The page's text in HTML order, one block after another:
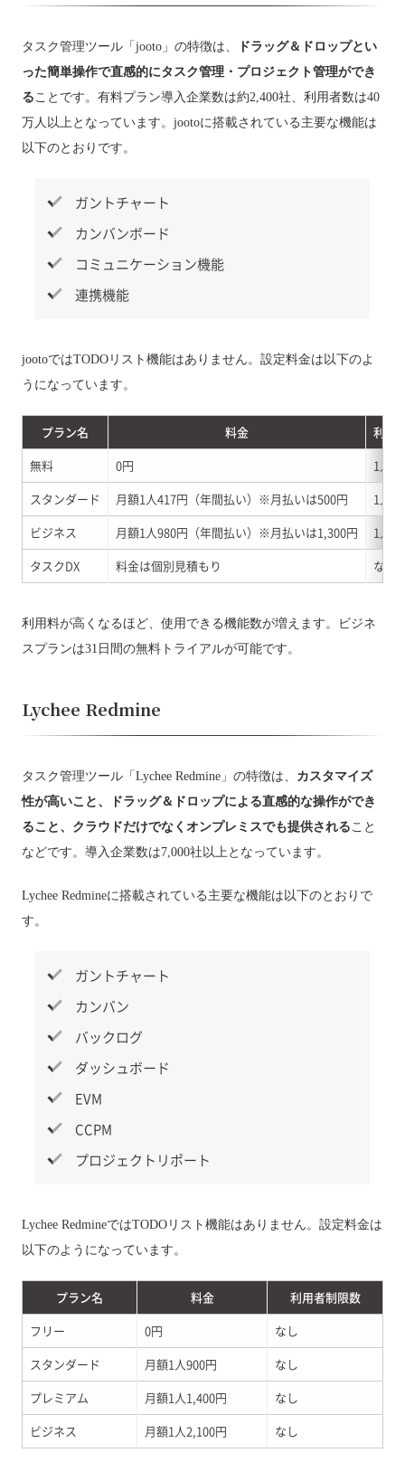
タスク管理ツール「jooto」の特徴は、
ドラッグ＆ドロップとい
った簡単操作で直感的にタスク管理・プロジェクト管理ができ
ることです。有料プラン導入企業数は約2,400社、利用者数は40
万人以上となっています。jootoに搭載されている主要な機能は
以下のとおりです。
ガントチャート
カンバンボード
コミュニケーション機能
連携機能
jootoではTODOリスト機能はありません。設定料金は以下のよ
うになっています。
プラン名 料金
利用
無料
0円
1人
スタンダード
月額1人417円（年間払い）※月払いは500円
1人～
ビジネス
月額1人980円（年間払い）※月払いは1,300円
1人～
タスクDX
料金は個別見積もり なし
利用料が高くなるほど、使用できる機能数が増えます。ビジネ
スプランは31日間の無料トライアルが可能です。
Lychee Redmine
タスク管理ツール「Lychee Redmine」の特徴は、 カスタマイズ
性が高いこと、ドラッグ＆ドロップによる直感的な操作ができ
ること、クラウドだけでなくオンプレミスでも提供されること
などです。導入企業数は7,000社以上となっています。
Lychee Redmineに搭載されている主要な機能は以下のとおりで
す。
ガントチャート
カンバン
バックログ
ダッシュボード
EVM
CCPM
プロジェクトリポート
Lychee RedmineではTODOリスト機能はありません。設定料金は
以下のようになっています。
プラン名 料金
利用者制限数
フリー
0円
なし
スタンダード
月額1人900円
なし
プレミアム
月額1人1,400円
なし
ビジネス
月額1人2,100円 なし